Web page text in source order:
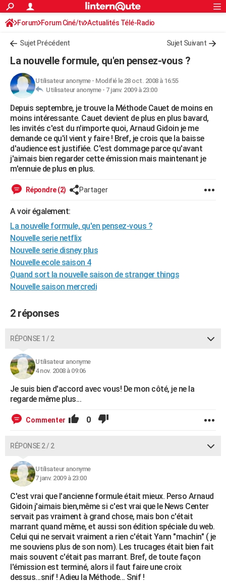
ACTUALITÉS
Politique
Société
Faits Divers
Education
Monde
Villes
+
FINANCE
Retraite
Impôts
Epargne
Immobilier
Risques naturels par ville
Banque
Assurance
Crédit
AUTO
Essais
Réserver un essai
Citadines
Berlines
SUV
Forum auto
+HIGH-TECH
Mobiles
Meilleur smartphone
Internet
Ordinateurs
Jeux vidéo
Guide high-tech
+BRICOLAGE
Forum
Aménagement intérieur
Extérieur
Cuisine
Salle de bains
Jardinage
Rangement
WEEK-END
Guides de France
Week-end nature
Art de vivre
Bien-être
Loisirs
Mode
Modes de vie
Alimentation
Guide de la santé
Maladies
Médicaments
Sommeil
Destinations
City break
Voyage nature
Voyage de noces
Forum
Climat
+PHOTO
GUIDES D'ACHAT
BONS PLANS
Carte de Noël
Carte Bonne année
Carte Saint-Valentin
Carte Pâques
Carte d'anniversaire
DICTIONNAIRE
Dictionnaire
Biographies
Citations
Expressions
Proverbes
PROGRAMME TV
COPAINS D'AVANT
S'inscrire
Se connecter
Lycées
Collèges
Primaires
Universités
Entreprises
Service militaire
Avis de recherche
FORUM
Bricolage
Lifestyle
Culture
Sport
Auto
Television
Voyage
Cinema
S'inscrire
Connexion
Forum Forum Ciné/tv Actualités Télé-Radio
Sujet Précédent Sujet Suivant
La nouvelle formule, qu'en pensez-vous ?
Utilisateur anonyme- Modifié le 28 oct. 2008 à 16:55
Utilisateur anonyme - 7 janv. 2009 à 23:00
Depuis septembre, je trouve la Méthode Cauet de moins en
moins intéressante. Cauet devient de plus en plus bavard,
les invités c'est du n'importe quoi, Arnaud Gidoin je me
demande ce qu'il vient y faire ! Bref, je crois que la baisse
d'audience est justifiée. C'est dommage parce qu'avant
j'aimais bien regarder cette émission mais maintenant je
m'ennuie de plus en plus.
Répondre (2) Partager
A voir également:
La nouvelle formule, qu'en pensez-vous ?
Nouvelle serie netflix
Nouvelle serie disney plus
Nouvelle ecole saison 4
Quand sort la nouvelle saison de stranger things
Nouvelle saison mercredi
2 réponses
RÉPONSE 1 / 2
Utilisateur anonyme
4 nov. 2008 à 09:06
Je suis bien d'accord avec vous! De mon côté, je ne la
regarde même plus...
Commenter 0
RÉPONSE 2 / 2
Utilisateur anonyme
7 janv. 2009 à 23:00
C'est vrai que l'ancienne formule était mieux. Perso Arnaud
Gidoin j'aimais bien,même si c'est vrai que le News Center
servait pas vraiment à grand chose, mais bon c'était
marrant quand même, et aussi son édition spéciale du web.
Celui qui ne servait vraiment a rien c'était Yann "machin" ( je
me souviens plus de son nom). Les trucages était bien fait
mais souvent c'était pas marrant. Bref, de toute façon
l'émission est terminé, alors il faut faire une croix
dessus...snif ! Adieu la Méthode... Snif !